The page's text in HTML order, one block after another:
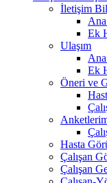
İletişim
Ek
Ulaşım
Ek
Öneri ve
Hasta
Çalışan
Çalışan